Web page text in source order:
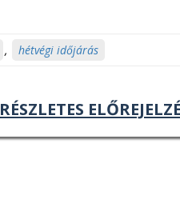
, hétvégi időjárás
RÉSZLETES